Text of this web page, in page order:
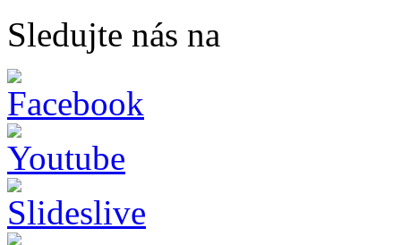
Sledujte nás na